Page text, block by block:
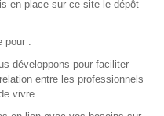
SAFI
en place sur ce site le dépôt
pour :
développons pour faciliter
entre les professionnels
vivre